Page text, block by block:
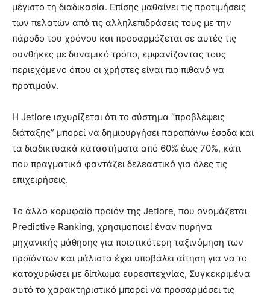
μέγιστο τη διαδικασία. Επίσης μαθαίνει τις προτιμήσεις
των πελατών από τις αλληλεπιδράσεις τους με την
πάροδο του χρόνου και προσαρμόζεται σε αυτές τις
συνθήκες με δυναμικό τρόπο, εμφανίζοντας τους
περιεχόμενο όπου οι χρήστες είναι πιο πιθανό να
προτιμούν.
Η Jetlore ισχυρίζεται ότι το σύστημα “προβλέψεις
διάταξης” μπορεί να δημιουργήσει παραπάνω έσοδα και
τα διαδικτυακά καταστήματα από 60% έως 70%, κάτι
που πραγματικά φαντάζει δελεαστικό για όλες τις
επιχειρήσεις.
Το άλλο κορυφαίο προϊόν της Jetlore, που ονομάζεται
Predictive Ranking, χρησιμοποιεί έναν πυρήνα
μηχανικής μάθησης για ποιοτικότερη ταξινόμηση των
προϊόντων και μάλιστα έχει υποβάλει αίτηση για να το
κατοχυρώσει με δίπλωμα ευρεσιτεχνίας, Συγκεκριμένα
αυτό το χαρακτηριστικό μπορεί να προσαρμόσει τις